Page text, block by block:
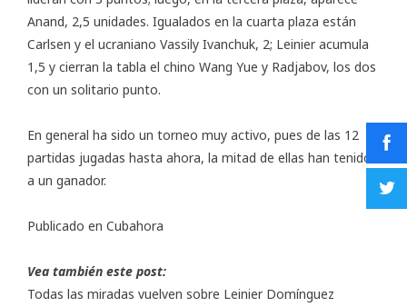
Anand, 2,5 unidades. Igualados en la cuarta plaza están
Carlsen y el ucraniano Vassily Ivanchuk, 2; Leinier acumula
1,5 y cierran la tabla el chino Wang Yue y Radjabov, los dos
con un solitario punto.
En general ha sido un torneo muy activo, pues de las 12
partidas jugadas hasta ahora, la mitad de ellas han tenido
a un ganador.
Publicado en Cubahora
Vea también este post:
Todas las miradas vuelven sobre Leinier Domínguez